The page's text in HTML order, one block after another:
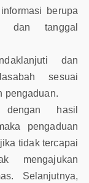
berupa
dan tanggal
dan
sesuai
pengaduan.
hasil
pengaduan
tidak tercapai
mengajukan
Selanjutnya,